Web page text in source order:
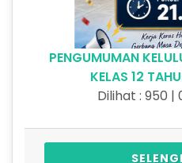
PENGUMUMAN
KELAS 12
Dilihat : 950 |